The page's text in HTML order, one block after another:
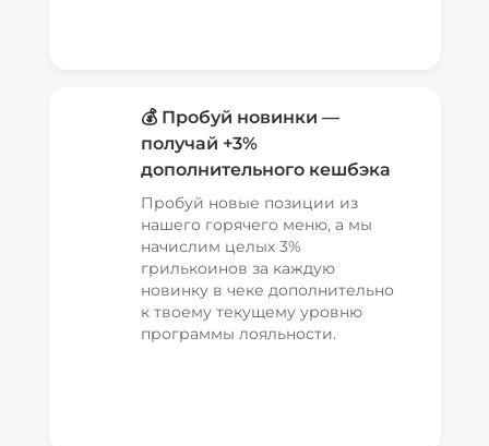
💰 Пробуй новинки —
получай +3%
дополнительного кешбэка
Пробуй новые позиции из
нашего горячего меню, а мы
начислим целых 3%
грилькоинов за каждую
новинку в чеке дополнительно
к твоему текущему уровню
программы лояльности.